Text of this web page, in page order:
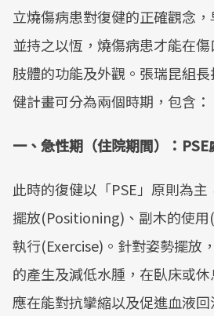
立燒傷病患對復健的正確觀念，
並持之以恆，燒傷病患才能在
肢體的功能及外觀。張瑞昆組
健計畫可分為兩個時期，包含：
一、急性期（住院期間）：PSE
此時的復健以「PSE」原則為
擺放(Positioning)、副木的使
執行(Exercise)。針對姿勢擺放
的產生及減低水腫，在臥床或
應在能對抗攣縮以及促進血液回